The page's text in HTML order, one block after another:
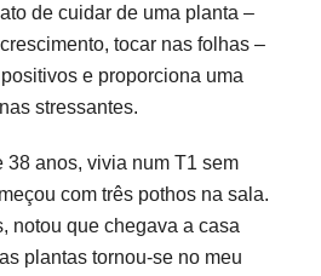
de cuidar de uma planta –
tocar nas folhas –
e proporciona uma
stressantes.
38 anos, vivia num T1 sem
com três pothos na sala.
notou que chegava a casa
plantas tornou-se no meu